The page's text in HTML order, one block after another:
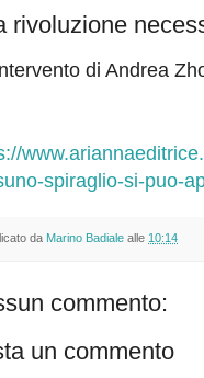
rivoluzione
di Andrea
spiraglio-si-puo-
da Marino Badiale alle 10:14
commento:
un commento